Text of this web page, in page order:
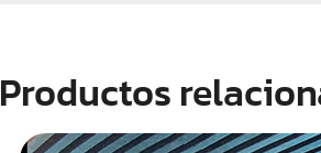
Productos